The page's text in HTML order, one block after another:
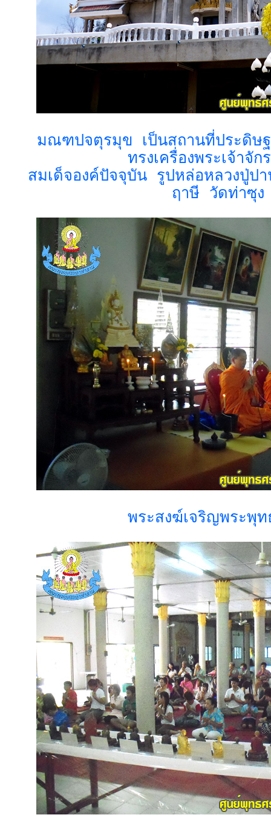
มณฑปจตุรมุข เป็นสถานที่ประดิษ
ทรงเครื่องพระเจ้าจัก
สมเด็จองค์ปัจจุบัน รูปหล่อหลวงปู่ป
ฤาษี วัดท่าซุง
พระสงฆ์เจริญพระพุ